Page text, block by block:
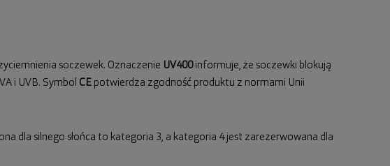
soczewek. Oznaczenie UV400informuje, że soczewki blokują
i UVB. Symbol CE potwierdza zgodność produktu z normami Unii
dla silnego słońca to kategoria 3, a kategoria 4 jest zarezerwowana dla